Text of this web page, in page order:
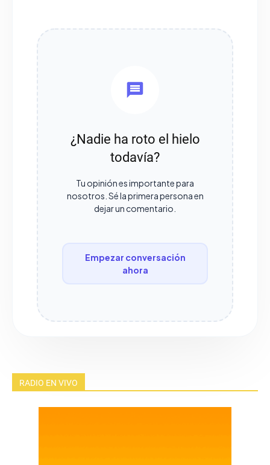
¿Nadie ha roto el hielo
todavía?
Tu opinión es importante para
nosotros. Sé la primera persona en
dejar un comentario.
Empezar conversación
ahora
RADIO EN VIVO